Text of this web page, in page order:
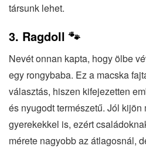
társunk lehet.
3. Ragdoll 🐾
Nevét onnan kapta, hogy ölbe
egy rongybaba. Ez a macska
választás, hiszen kifejezetten
és nyugodt természetű. Jól
gyerekekkel is, ezért
mérete nagyobb az átlagosnál,